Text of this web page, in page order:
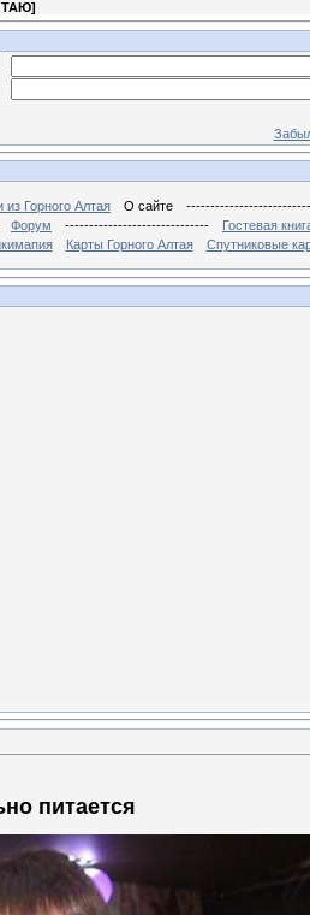
]
из Горного Алтая О сайте
Форум ------------------------------
Гостевая
Карты Горного Алтая Спутниковые
питается